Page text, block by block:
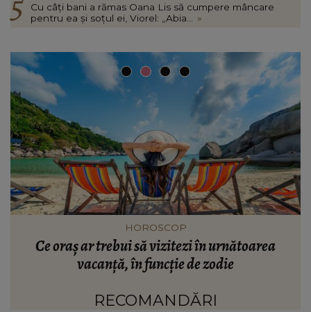
Cu câți bani a rămas Oana Lis să cumpere mâncare
pentru ea și soțul ei, Viorel: „Abia...
»
INFORMATIILE ZILEI
Mesajul lui Nicușor Dan pentru întreaga
populație. Ce spune președintele României despre
țară: “Există incertitudine cu privire la viitor.”
RECOMANDĂRI